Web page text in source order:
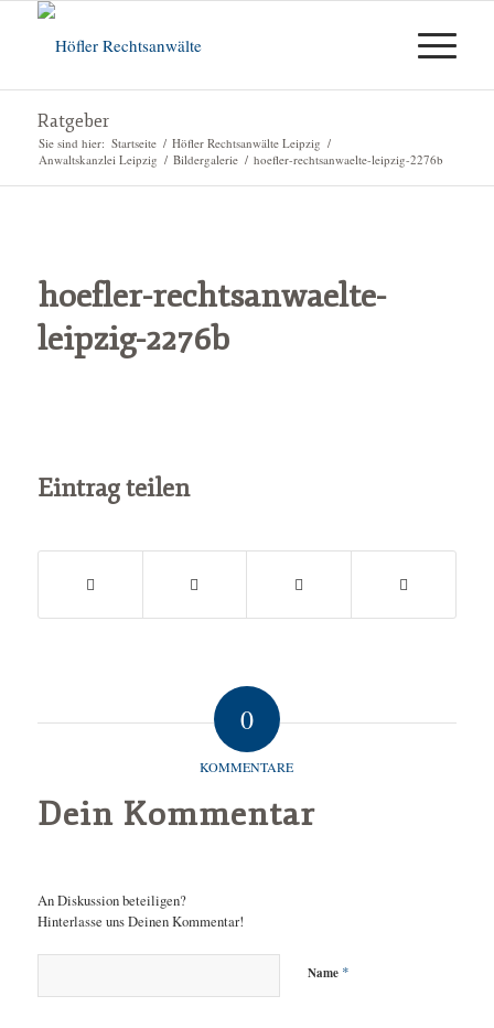
Ratgeber
Sie sind hier: Startseite / Höfler Rechtsanwälte Leipzig /
Anwaltskanzlei Leipzig / Bildergalerie / hoefler-rechtsanwaelte-leipzig-2276b
hoefler-rechtsanwaelte-
leipzig-2276b
Eintrag teilen
0
KOMMENTARE
Dein Kommentar
An Diskussion beteiligen?
Hinterlasse uns Deinen Kommentar!
Name *